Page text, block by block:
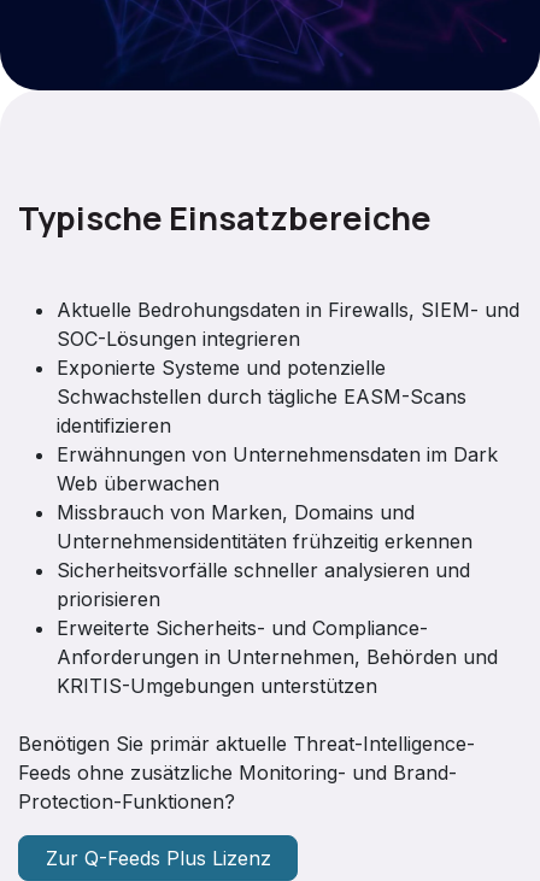
Typische Einsatzbereiche
Aktuelle Bedrohungsdaten in Firewalls, SIEM- und
SOC-Lösungen integrieren
Exponierte Systeme und potenzielle
Schwachstellen durch tägliche EASM-Scans
identifizieren
Erwähnungen von Unternehmensdaten im Dark
Web überwachen
Missbrauch von Marken, Domains und
Unternehmensidentitäten frühzeitig erkennen
Sicherheitsvorfälle schneller analysieren und
priorisieren
Erweiterte Sicherheits- und Compliance-
Anforderungen in Unternehmen, Behörden und
KRITIS-Umgebungen unterstützen
Benötigen Sie primär aktuelle Threat-Intelligence-
Feeds ohne zusätzliche Monitoring- und Brand-
Protection-Funktionen?
Zur Q-Feeds Plus Lizenz